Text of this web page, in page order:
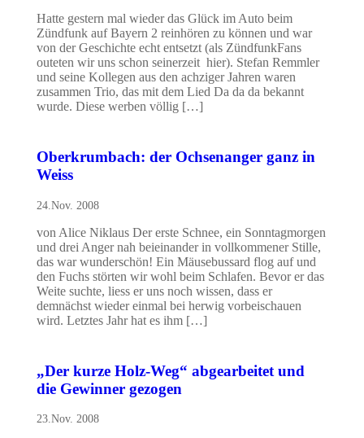
Hatte gestern mal wieder das Glück im Auto beim
Zündfunk auf Bayern 2 reinhören zu können und war
von der Geschichte echt entsetzt (als ZündfunkFans
outeten wir uns schon seinerzeit hier). Stefan Remmler
und seine Kollegen aus den achziger Jahren waren
zusammen Trio, das mit dem Lied Da da da bekannt
wurde. Diese werben völlig […]
Oberkrumbach: der Ochsenanger ganz in
Weiss
24.Nov. 2008
von Alice Niklaus Der erste Schnee, ein Sonntagmorgen
und drei Anger nah beieinander in vollkommener Stille,
das war wunderschön! Ein Mäusebussard flog auf und
den Fuchs störten wir wohl beim Schlafen. Bevor er das
Weite suchte, liess er uns noch wissen, dass er
demnächst wieder einmal bei herwig vorbeischauen
wird. Letztes Jahr hat es ihm […]
„Der kurze Holz-Weg“ abgearbeitet und
die Gewinner gezogen
23.Nov. 2008